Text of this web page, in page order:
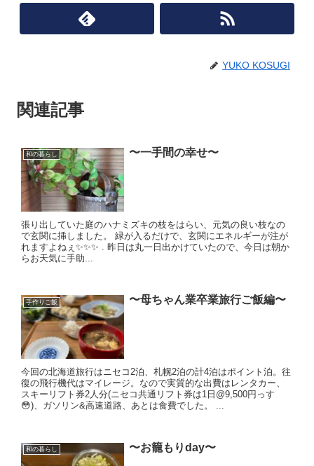
YUKO KOSUGI
関連記事
和の暮らし 〜一手間の幸せ〜
張り出していた庭のハナミズキの枝をはらい、元気の良い枝なの
で玄関に挿しました。 緑が入るだけで、玄関にエネルギーが注が
れますよねぇ✨✨✨ . 昨日は丸一日出かけていたので、今日は朝か
らお天気に手助...
手作りご飯 〜母ちゃん業卒業旅行ご飯編〜
今回の北海道旅行はニセコ2泊、札幌2泊の計4泊はポイント泊。往
復の飛行機代はマイレージ。なので実質的な出費はレンタカー、
スキーリフト券2人分(ニセコ共通リフト券は1日@9,500円っす
😳)、ガソリン&高速道路、あとは食費でした。 ...
和の暮らし 〜お籠もりday〜